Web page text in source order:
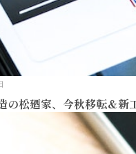
の松廼家、今秋移転＆新